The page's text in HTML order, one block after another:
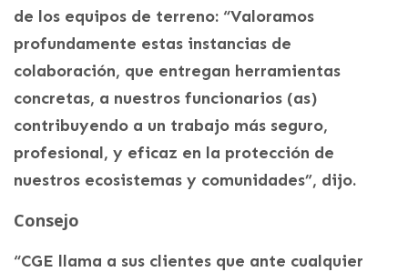
de los equipos de terreno: “Valoramos
profundamente estas instancias de
colaboración, que entregan herramientas
concretas, a nuestros funcionarios (as)
contribuyendo a un trabajo más seguro,
profesional, y eficaz en la protección de
nuestros ecosistemas y comunidades”, dijo.
Consejo
“CGE llama a sus clientes que ante cualquier